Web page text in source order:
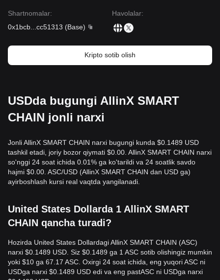
Shartnomalar:
0x1bcb
cc51313 (Base)
Havolalar:
Kripto sotib olish
USDda bugungi AllinX SMART
CHAIN jonli narxi
Jonli AllinX SMART CHAIN narxi bugungi kunda $0.1489 USD
tashkil etadi, joriy bozor qiymati $0.00. AllinX SMART CHAIN narxi
so'nggi 24 soat ichida 0.01% ga ko'tarildi va 24 soatlik savdo
hajmi $0.00. ASC/USD (AllinX SMART CHAIN dan USD ga)
ayirboshlash kursi real vaqtda yangilanadi.
United States Dollarda 1 AllinX SMART
CHAIN qancha turadi?
Hozirda United States Dollardagi AllinX SMART CHAIN (ASC)
narxi $0.1489 USD. Siz $0.1489 ga 1 ASC sotib olishingiz mumkin
yoki $10 ga 67.17 ASC. Oxirgi 24 soat ichida, eng yuqori ASC ni
USDga narxi $0.1489 USD edi va eng pastASC ni USDga narxi